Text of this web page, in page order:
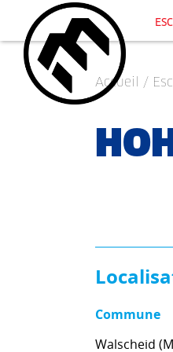
Accueil /
Commune
Walscheid